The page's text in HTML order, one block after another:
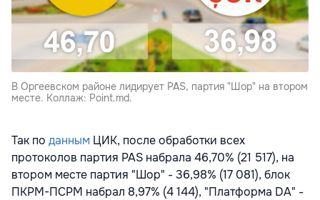
В Оргеевском районе лидирует PAS, партия "Шор" на втором
месте. Коллаж: Point.md.
Так по данным ЦИК, после обработки всех
протоколов партия PAS набрала 46,70% (21 517), на
втором месте партия "Шор" - 36,98% (17 081), блок
ПКРМ-ПСРМ набрал 8,97% (4 144), "Платформа DA" -